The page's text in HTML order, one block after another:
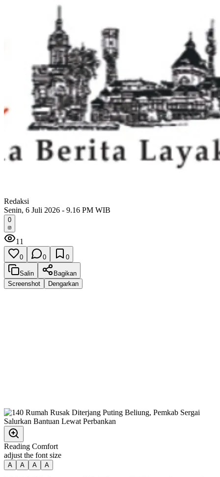
Redaksi
Senin, 6 Juli 2026 - 9.16 PM WIB
0
11
0 0 0
Salin
Bagikan
Screenshot
Dengarkan
Reading Comfort
adjust the font size
A A A A